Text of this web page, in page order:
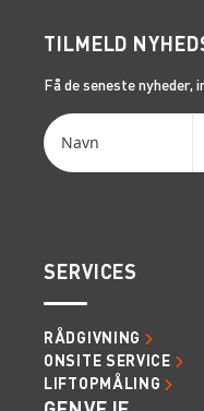
TILMELD
Få de seneste
SERVICES
RÅDGIVNING
ONSITE SERVICE
LIFTOPMÅLING